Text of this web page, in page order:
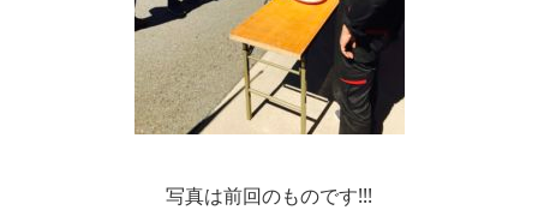
写真は前回のものです!!!